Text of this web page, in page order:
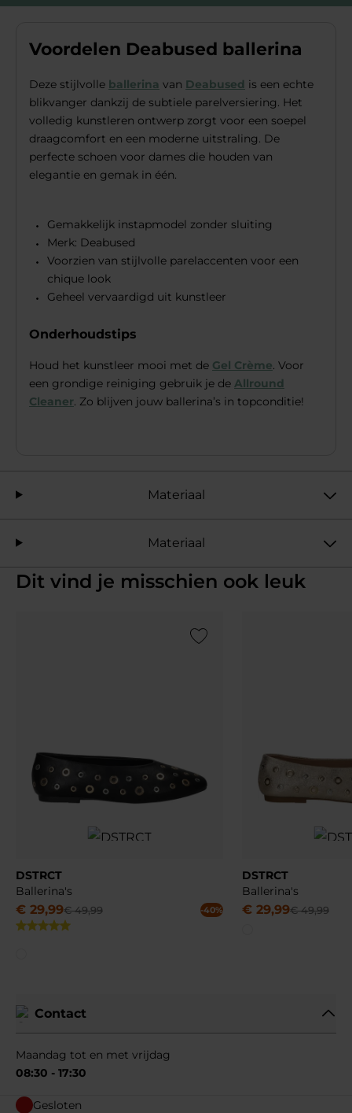
Voordelen Deabused ballerina
Deze stijlvolle ballerina van Deabused is een echte
blikvanger dankzij de subtiele parelversiering. Het
volledig kunstleren ontwerp zorgt voor een soepel
draagcomfort en een moderne uitstraling. De
perfecte schoen voor dames die houden van
elegantie en gemak in één.
Gemakkelijk instapmodel zonder sluiting
Merk: Deabused
Voorzien van stijlvolle parelaccenten voor een
chique look
Geheel vervaardigd uit kunstleer
Onderhoudstips
Houd het kunstleer mooi met de Gel Crème. Voor
een grondige reiniging gebruik je de Allround
Cleaner. Zo blijven jouw ballerina’s in topconditie!
Materiaal
Materiaal
Dit vind je misschien ook leuk
Add to Wishlist
DSTRCT
Ballerina's
€ 29,99€ 49,99 -40%
DSTRCT
Ballerina's
€ 29,99€ 49,99
Contact
Maandag tot en met vrijdag
08:30 - 17:30
Gesloten